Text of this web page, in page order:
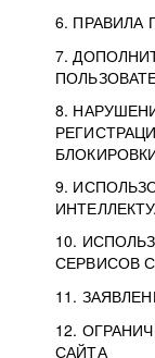
6. ПРАВИЛА
7.
8.
9.
10.
СЕРВИСОВ
11.
12.
САЙТА